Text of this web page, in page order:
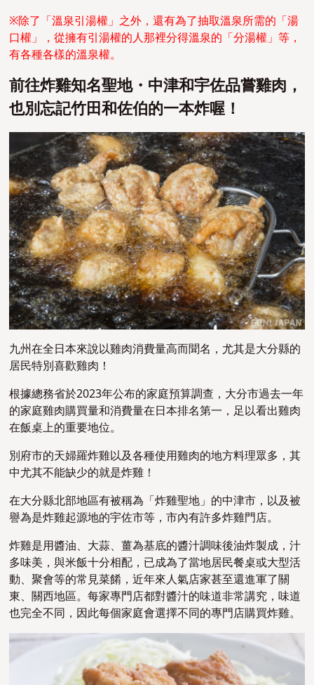
※除了「溫泉引湯權」之外，還有為了抽取溫泉所需的「湯
口權」，從擁有引湯權的人那裡分得溫泉的「分湯權」等，
有各種各樣的溫泉權。
前往炸雞知名聖地・中津和宇佐品嘗雞肉，
也別忘記竹田和佐伯的一本炸喔！
九州在全日本來說以雞肉消費量高而聞名，尤其是大分縣的
居民特別喜歡雞肉！
根據總務省於2023年公布的家庭預算調查，大分市過去一年
的家庭雞肉購買量和消費量在日本排名第一，足以看出雞肉
在飯桌上的重要地位。
別府市的天婦羅炸雞以及各種使用雞肉的地方料理眾多，其
中尤其不能缺少的就是炸雞！
在大分縣北部地區有被稱為「炸雞聖地」的中津市，以及被
譽為是炸雞起源地的宇佐市等，市內有許多炸雞門店。
炸雞是用醬油、大蒜、薑為基底的醬汁調味後油炸製成，汁
多味美，與米飯十分相配，已成為了當地居民餐桌或大型活
動、聚會等的常見菜餚，近年來人氣店家甚至還進軍了關
東、關西地區。每家專門店都對醬汁的味道非常講究，味道
也完全不同，因此每個家庭會選擇不同的專門店購買炸雞。